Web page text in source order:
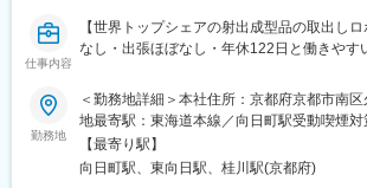
└顧客は、国内大手の半導体メーカー及び
受託メーカー(OSAT)。
半導体封止用金型をはじめ、車載部品用金
料電池部品、航空・宇宙分野向けの精密加工
野における精密金型、精密加工品を取り扱っ
※マーケティング、受注、設計、部品受入検
仕事内容
【世界トップシェアの射出成型品の取出し
なし・出張ほぼなし・年休122日と働きやす
プラスチック射出成形品の取出しロボット
堅持、業界最先端を走っていますが、現行ロ
度向上や、新機種、新領域において取り組み
題は豊富にあり、そうしたロボット商用化に
究者としてご活躍いただきます。
勤務地
＜勤務地詳細＞本社住所：京都府京都市南
地最寄駅：東海道本線／向日町駅受動喫煙
【最寄り駅】
向日町駅、東向日駅、桂川駅(京都府)